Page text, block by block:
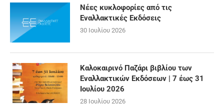
Νέες κυκλοφορίες από τις
Εναλλακτικές Εκδόσεις
30 Ιουλίου 2026
Καλοκαιρινό Παζάρι βιβλίου των
Εναλλακτικών Εκδόσεων | 7 έως 31
Ιουλίου 2026
28 Ιουλίου 2026